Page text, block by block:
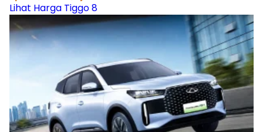
Lihat Harga Tiggo 8